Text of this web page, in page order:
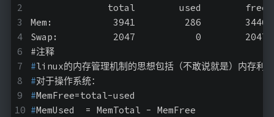
total        used        free
Mem:           3941         286
Swap:          2047           0        2047
#注释
#linux的内存管理机制的思想包括（不敢说就是）内存利
#对于操作系统：
#MemFree=total-used
#MemUsed  = MemTotal - MemFree